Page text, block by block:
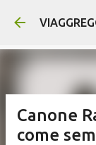
Canone
come